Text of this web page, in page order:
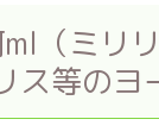
（ミリ
ス等のヨ